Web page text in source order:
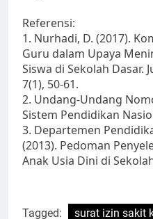
Referensi:
1. Nurhadi, D. (2017).
Guru dalam Upaya
Siswa di Sekolah Dasar.
7(1), 50-61.
2. Undang-Undang
Sistem Pendidikan
3. Departemen
(2013). Pedoman
Anak Usia Dini di
Tagged: surat izin sakit